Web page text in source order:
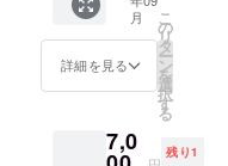
キャン
ペーン
期間中
に実施
様のお
名前の
ます！
聴きた
い曲、
歌って
欲しい
緒に歌
いたい
月
詳細を見る
こ
の
リ
タ
ー
ン
を
選
択
す
る
7,0 残り1